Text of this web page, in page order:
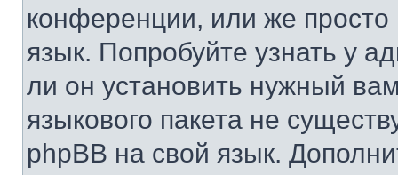
конференции, или же
язык. Попробуйте узнать у
ли он установить нужный
языкового пакета не
phpBB на свой язык.